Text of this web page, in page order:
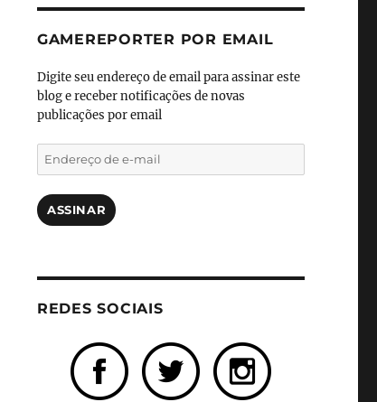
GAMEREPORTER POR EMAIL
Digite seu endereço de email para assinar este
blog e receber notificações de novas
publicações por email
Endereço
de
e-
mail
ASSINAR
REDES SOCIAIS